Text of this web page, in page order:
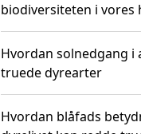
biodiversiteten i vores
Hvordan solnedgang i
truede dyrearter
Hvordan blåfads